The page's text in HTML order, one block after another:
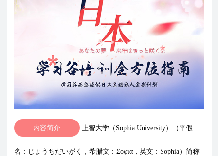
内容简介 上智大学（Sophia University）（平假
名：じょうちだいがく，希腊文：Σοφια，英文：Sophia）简称